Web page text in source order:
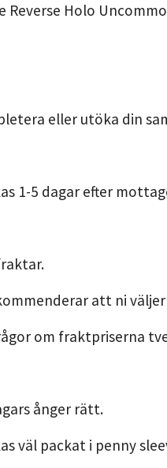
Reverse Holo
eller utöka din
1-5 dagar efter
att ni
om fraktpriserna
ånger rätt.
väl packat i penny